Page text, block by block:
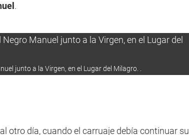
.
junto a la Virgen, en el Lugar del Milagro. .
otro día, cuando el carruaje debía continuar su